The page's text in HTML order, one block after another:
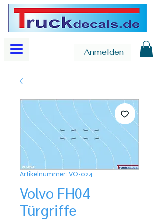
Anmelden
Artikelnummer: VO-024
Volvo FH04
Türgriffe